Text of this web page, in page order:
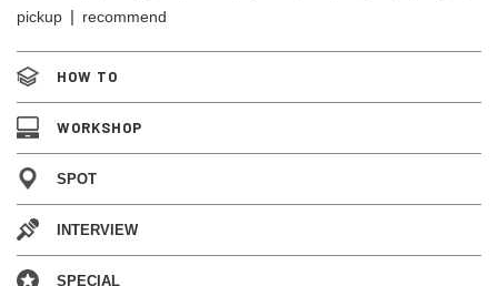
pickup
recommend
HOW TO
WORKSHOP
SPOT
INTERVIEW
SPECIAL